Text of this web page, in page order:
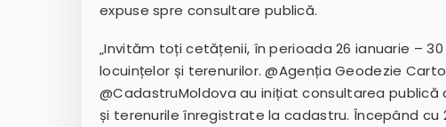
expuse spre consultare publică.
„Invităm toți cetățenii, în perioada 26 ianuarie –
locuințelor și terenurilor. @Agenția Geodezie
@CadastruMoldova au inițiat consultarea
și terenurile înregistrate la cadastru. Începând cu